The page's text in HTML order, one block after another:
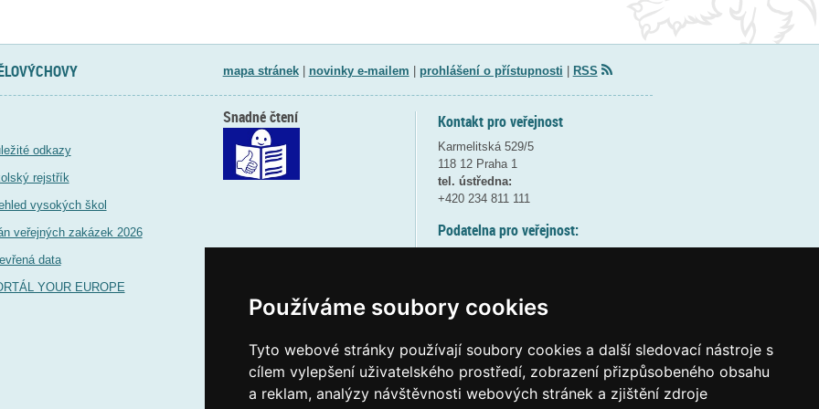
Používáme soubory cookies
Tyto webové stránky používají soubory cookies a další sledovací nástroje s
cílem vylepšení uživatelského prostředí, zobrazení přizpůsobeného obsahu
a reklam, analýzy návštěvnosti webových stránek a zjištění zdroje
mapa stránek| novinky e-mailem prohlášení o přístupnosti RSS
odkazy
rejstřík
vysokých škol
veřejných zakázek 2026
data
YOUR EUROPE
Kontakt pro veřejnost
Karmelitská 529/5
118 12 Praha 1
tel. ústředna:
+420 234 811 111
Podatelna pro veřejnost:
(více informací
Elektronická podatelna:
posta@msmtgov cz
Snadné čtení